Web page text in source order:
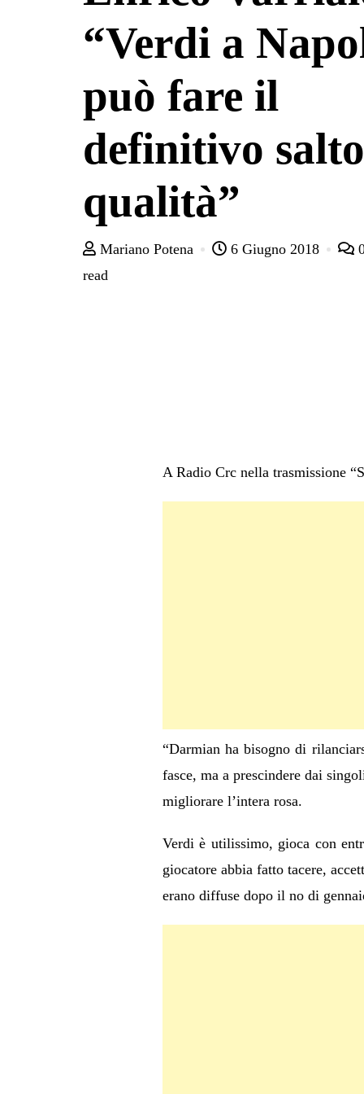
“Verdi a
può fare il
definitivo
qualità”
Mariano Potena 6 Giugno 2018
read
A Radio Crc nella trasmissione
“Darmian ha bisogno di
fasce, ma a prescindere dai
migliorare l’intera rosa.
Verdi è utilissimo, gioca con
giocatore abbia fatto tacere,
erano diffuse dopo il no di